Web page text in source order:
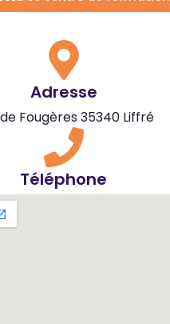
Adresse
Fougères 35340 Liffré
Téléphone